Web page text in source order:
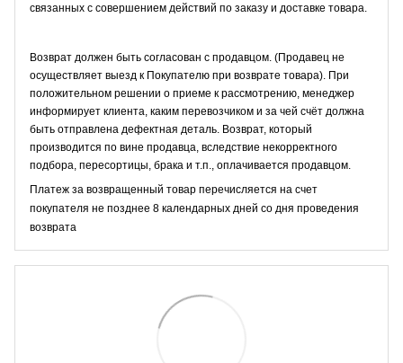
связанных с совершением действий по заказу и доставке товара.
Возврат должен быть согласован с продавцом. (Продавец не
осуществляет выезд к Покупателю при возврате товара). При
положительном решении о приеме к рассмотрению, менеджер
информирует клиента, каким перевозчиком и за чей счёт должна
быть отправлена дефектная деталь. Возврат, который
производится по вине продавца, вследствие некорректного
подбора, пересортицы, брака и т.п., оплачивается продавцом.
Платеж за возвращенный товар перечисляется на счет
покупателя не позднее 8 календарных дней со дня проведения
возврата